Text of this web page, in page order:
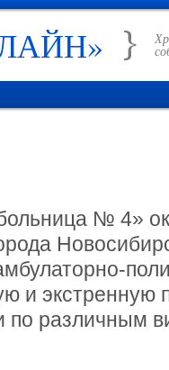
№ 4»
и экстренную
по различным